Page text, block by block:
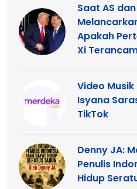
Saat AS
Apakah
Xi
Video
Isyana
TikTok
Denny JA:
Penulis
Hidup